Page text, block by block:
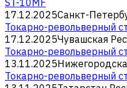
17.12.2025Санкт-
Токарно-револьверный
17.12.2025Чувашская
Токарно-револьверный
13.11.2025
Токарно-револьверный